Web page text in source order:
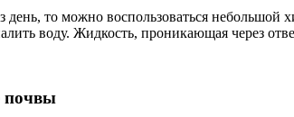
день, то можно воспользоваться
воду. Жидкость, проникающая через
почвы